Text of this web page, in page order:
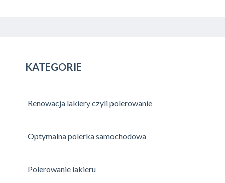
KATEGORIE
Renowacja lakiery czyli polerowanie
Optymalna polerka samochodowa
Polerowanie lakieru